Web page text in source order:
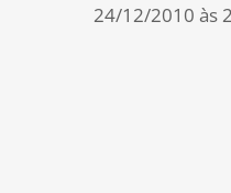
24/12/2010 às